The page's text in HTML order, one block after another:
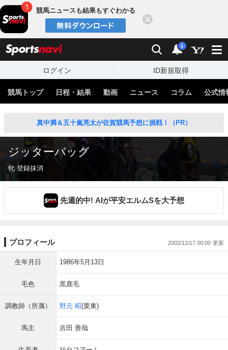
競馬ニュースも結果もすぐわかる
検索 通知
i
ログイン ID新規取得
競馬トップ 日程・結果 動画 ニュース コラム 公式情
真中満＆五十嵐亮太が佐賀競馬予想に挑戦！（PR）
ジッターバッグ
牝 登録抹消
先週的中! AIが平安エルムSを大予想
プロフィール 2002/12/17 00:00
生年月日 1986年5月13日
毛色 黒鹿毛
調教師（所属） 野元 昭(栗東)
馬主 吉田 善哉